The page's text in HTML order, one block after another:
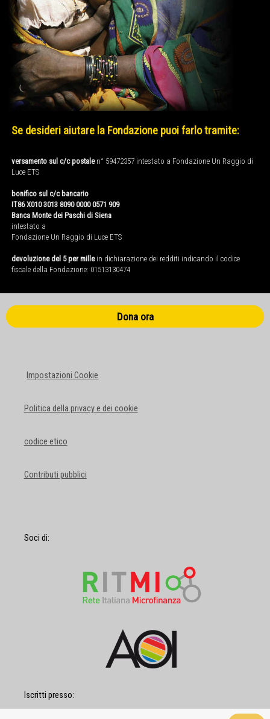
Se desideri aiutare la Fondazione puoi farlo tramite:
versamento sul c/c postalen° 59472357 intestato a Fondazione Un Raggio di
Luce ETS
bonifico sul c/c bancario
IT86 X010 3013 8090 0000 0571 909
Banca Monte dei Paschi di Siena
intestato a
Fondazione Un Raggio di Luce ETS
devoluzione del 5 per millein dichiarazione dei redditi indicando il codice
fiscale della Fondazione: 01513130474
Dona ora
Impostazioni Cookie
Politica della privacy e dei cookie
codice etico
Contributi pubblici
Soci di:
Iscritti presso: